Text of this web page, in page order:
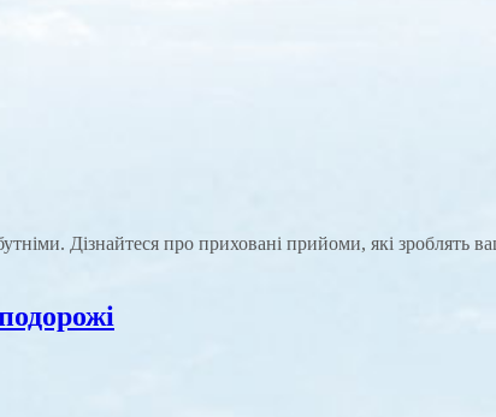
Дізнайтеся про приховані прийоми, які зроблять